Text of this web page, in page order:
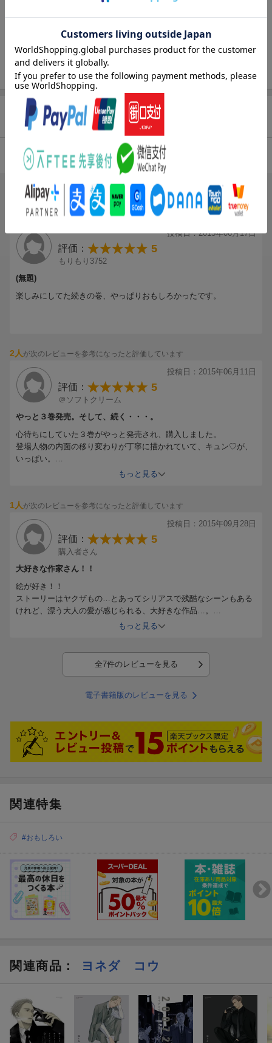
矢代のために変わることを決意した百目鬼と、それに戸惑う矢
代。
ふたりの関係が変わり始めた!?
商品レビュー（16件）
総合評価：
ブックスのレビュー（7件）
が次のレビューを参考になったと評価しています
投稿日：2015年06月17日
評価： 5
もりもり3752
(無題)
楽しみにしてた続きの巻、やっぱりおもしろかったです。
2人 が次のレビューを参考になったと評価しています
投稿日：2015年06月11日
評価： 5
＠ソフトクリーム
やっと３巻発売。そして、続く・・・。
心待ちにしていた３巻がやっと発売され、購入しました。
登場人物の内面の移り変わりが丁寧に描かれていて、キュン♡が、
いっぱい。
それにしても、絵の表情だけで読者に感情を読み取らせるなんて、
一気に読み終えてしまったので、今、１巻から読み直してます。
何度も読みたい本です。
もっと見る
1人 が次のレビューを参考になったと評価しています
投稿日：2015年09月28日
評価： 5
購入者さん
大好きな作家さん！！
絵が好き！！
ストーリーはヤクザもの…とあってシリアスで残酷なシーンもある
けれど、漂う大人の愛が感じられる、大好きな作品…。
もっと見る
全7件のレビューを見る
電子書籍版のレビューを見る
関連特集
#おもしろい
関連商品 ： ヨネダ コウ